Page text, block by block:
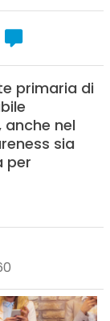
primaria di
nel
sia
per